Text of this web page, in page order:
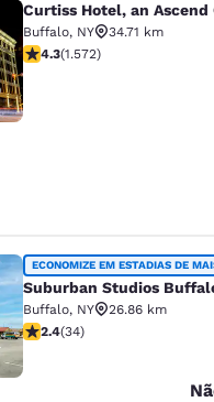
Hotel, an
Curtiss Hotel, an
Buffalo, NY
34.71 km
classificação 4.32 estrelas.
4.3(1.572)
Studios
ECONOMIZE EM ESTADIAS DE
Suburban Studios
Buffalo, NY
26.86 km
classificação 2.35 estrelas.
2.4(34)